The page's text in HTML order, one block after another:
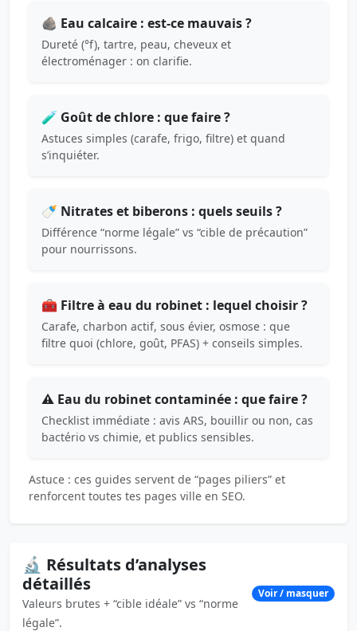
🪨 Eau calcaire : est-ce mauvais ?
Dureté (°f), tartre, peau, cheveux et
électroménager : on clarifie.
🧪 Goût de chlore : que faire ?
Astuces simples (carafe, frigo, filtre) et quand
s’inquiéter.
🍼 Nitrates et biberons : quels seuils ?
Différence “norme légale” vs “cible de précaution”
pour nourrissons.
🧰 Filtre à eau du robinet : lequel choisir ?
Carafe, charbon actif, sous évier, osmose : que
filtre quoi (chlore, goût, PFAS) + conseils simples.
⚠️ Eau du robinet contaminée : que faire ?
Checklist immédiate : avis ARS, bouillir ou non, cas
bactério vs chimie, et publics sensibles.
Astuce : ces guides servent de “pages piliers” et
renforcent toutes tes pages ville en SEO.
🔬 Résultats d’analyses
détaillés
Valeurs brutes + “cible idéale” vs “norme
légale”.
Voir / masquer